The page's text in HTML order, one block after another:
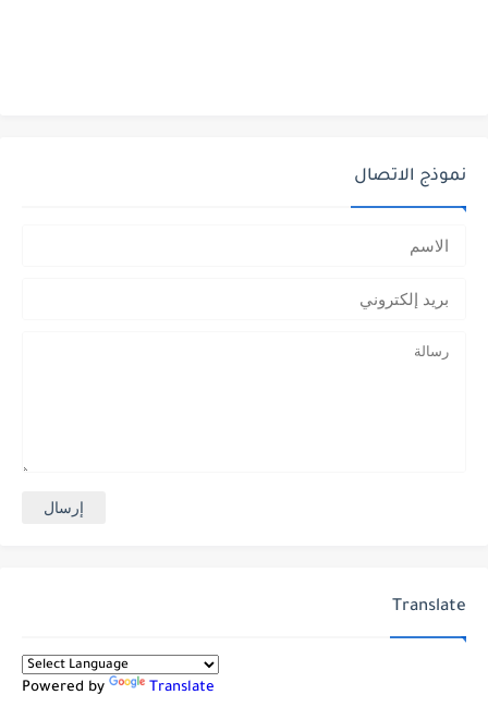
نموذج الاتصال
Translate
Powered by Translate